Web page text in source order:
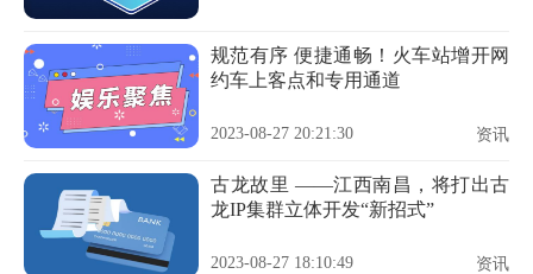
规范有序 便捷通畅！火车站增开网
约车上客点和专用通道
2023-08-27 20:21:30 资讯
古龙故里 ——江西南昌，将打出古
龙IP集群立体开发“新招式”
2023-08-27 18:10:49 资讯